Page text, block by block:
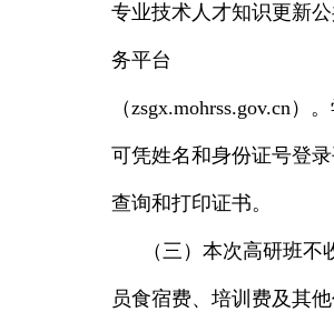
专业技术人才知识更新
务平台
（zsgx.mohrss.gov.cn）
可凭姓名和身份证号登
查询和打印证书。
（三）本次高研班不
员食宿费、培训费及其